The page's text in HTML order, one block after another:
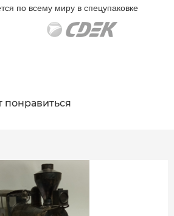
по всему миру в спецупаковке
понравиться